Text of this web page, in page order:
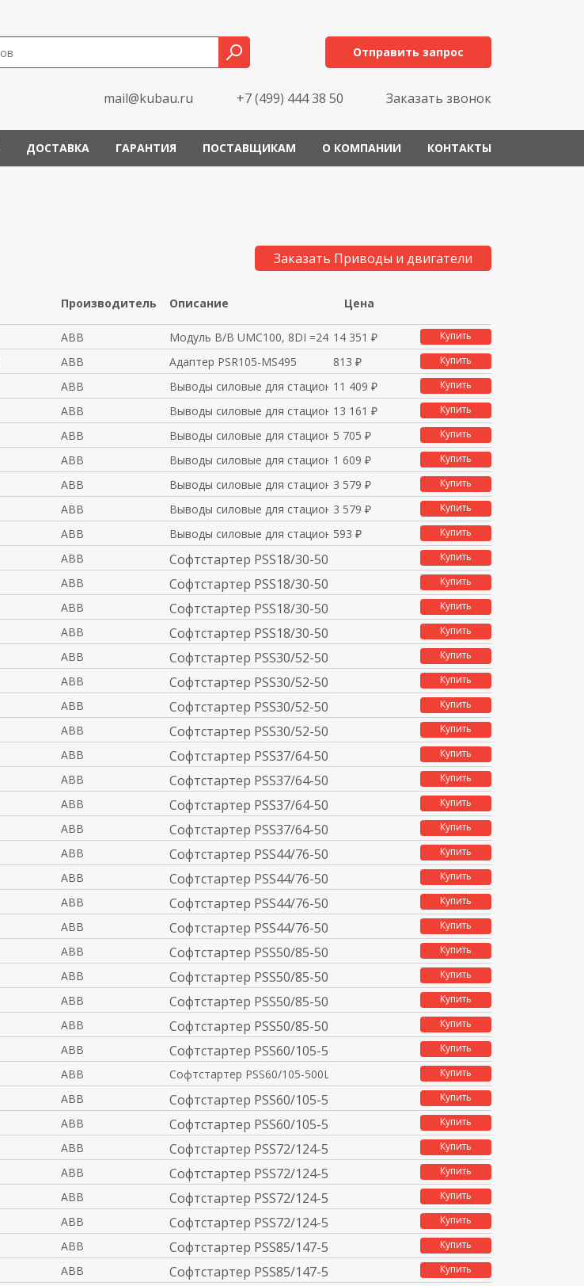
Отправить запрос
mail@kubau.ru +7 (499) 444 38 50 Заказать звонок
ДОСТАВКА ГАРАНТИЯ ПОСТАВЩИКАМ О КОМПАНИИ КОНТАКТЫ
Заказать Приводы и двигатели
Производитель Описание Цена
ABB Модуль В/В UMC100, 8DI =24/4DO14 351 ₽ Купить
ABB Адаптер PSR105-MS495 813 ₽ Купить
ABB Выводы силовые для стационарно
11 409 ₽ Купить
ABB Выводы силовые для стационарно
13 161 ₽ Купить
ABB Выводы силовые для стационарно
5 705 ₽ Купить
ABB Выводы силовые для стационарно
1 609 ₽ Купить
ABB Выводы силовые для стационарно
3 579 ₽ Купить
ABB Выводы силовые для стационарно
3 579 ₽ Купить
ABB Выводы силовые для стационарно
593 ₽ Купить
ABB Софтстартер PSS18/30-500F 2 Купить
ABB Софтстартер PSS18/30-500L 2 Купить
ABB Софтстартер PSS18/30-500FC Купить
ABB Софтстартер PSS18/30-500LC Купить
ABB Софтстартер PSS30/52-500F 2 Купить
ABB Софтстартер PSS30/52-500L 2 Купить
ABB Софтстартер PSS30/52-500FC Купить
ABB Софтстартер PSS30/52-500LC Купить
ABB Софтстартер PSS37/64-500F 2 Купить
ABB Софтстартер PSS37/64-500L 2 Купить
ABB Софтстартер PSS37/64-500FC Купить
ABB Софтстартер PSS37/64-500LC Купить
ABB Софтстартер PSS44/76-500F 2 Купить
ABB Софтстартер PSS44/76-500L 2 Купить
ABB Софтстартер PSS44/76-500FC Купить
ABB Софтстартер PSS44/76-500LC Купить
ABB Софтстартер PSS50/85-500F 2 Купить
ABB Софтстартер PSS50/85-500L 2 Купить
ABB Софтстартер PSS50/85-500FC Купить
ABB Софтстартер PSS50/85-500LC Купить
ABB Софтстартер PSS60/105-500F Купить
ABB Софтстартер PSS60/105-500L 220 Купить
ABB Софтстартер PSS60/105-500FC Купить
ABB Софтстартер PSS60/105-500LC Купить
ABB Софтстартер PSS72/124-500F Купить
ABB Софтстартер PSS72/124-500L Купить
ABB Софтстартер PSS72/124-500FC Купить
ABB Софтстартер PSS72/124-500LC Купить
ABB Софтстартер PSS85/147-500F Купить
ABB Софтстартер PSS85/147-500L Купить